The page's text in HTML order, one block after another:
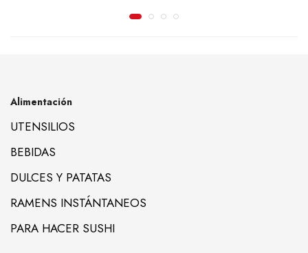
Alimentación
UTENSILIOS
BEBIDAS
DULCES Y PATATAS
RAMENS INSTÁNTANEOS
PARA HACER SUSHI